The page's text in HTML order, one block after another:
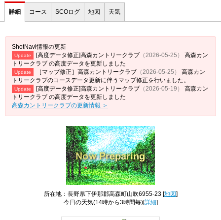
詳細 コース SCOログ 地図 天気
ShotNavi情報の更新
Update [高度データ修正]高森カントリークラブ （2026-05-25）
高森カン
トリークラブ の高度データを更新しました
Update ［マップ修正］高森カントリークラブ （2026-05-25）
高森カン
トリークラブのコースデータ更新に伴うマップ修正を行いました。
Update [高度データ修正]高森カントリークラブ （2026-05-19）
高森カン
トリークラブ の高度データを更新しました
高森カントリークラブの更新情報 ＞
所在地：長野県下伊那郡高森町山吹6955-23 [地図]
今日の天気(14時から3時間毎)[詳細]